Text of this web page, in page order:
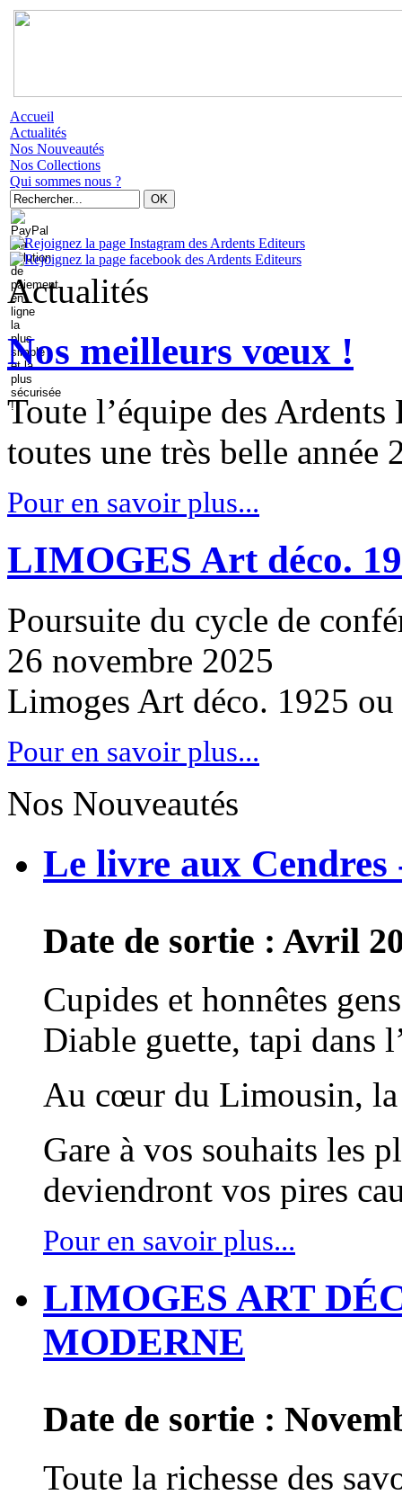
Accueil
Actualités
Nos Nouveautés
Nos Collections
Qui sommes nous ?
Actualités
Nos meilleurs vœux !
Toute l’équipe des
toutes une très belle année
Pour en savoir plus...
LIMOGES Art déco.
Poursuite du cycle de
26 novembre 2025
Limoges Art déco. 1925
Pour en savoir plus...
Nos Nouveautés
Le livre aux Cendres
Date de sortie : Avril
Cupides et honnêtes
Diable guette, tapi dans
Au cœur du Limousin, la
Gare à vos souhaits les
deviendront vos pires
Pour en savoir plus...
LIMOGES ART
MODERNE
Date de sortie :
Toute la richesse des